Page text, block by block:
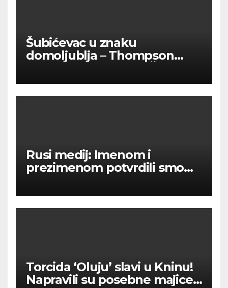
Šubićevac u znaku
domoljublja – Thompson
Rusi medij: Imenom i
prezimenom potvrdili smo
Ukraini.
Torcida ‘Oluju’ slavi u Kninu!
Napravili su posebne majice